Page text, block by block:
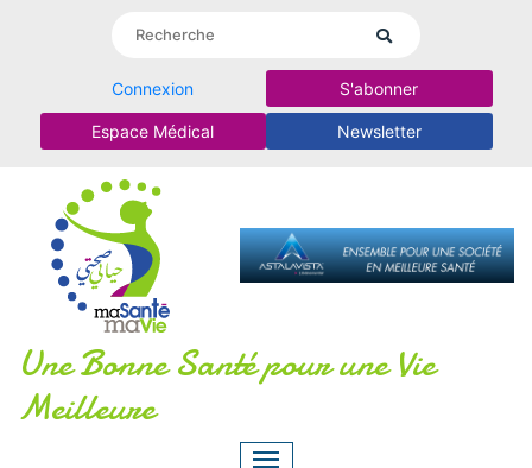
Connexion S'abonner
Espace Médical Newsletter
Une Bonne Santé pour une Vie
Meilleure